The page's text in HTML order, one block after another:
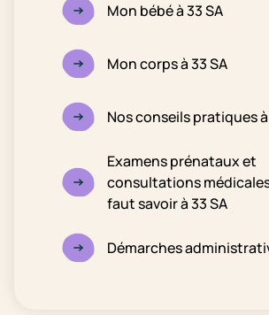
Mon bébé à 33 SA
Mon corps à 33 SA
Nos conseils pratiques à
Examens prénataux et
consultations médicales
faut savoir à 33 SA
Démarches